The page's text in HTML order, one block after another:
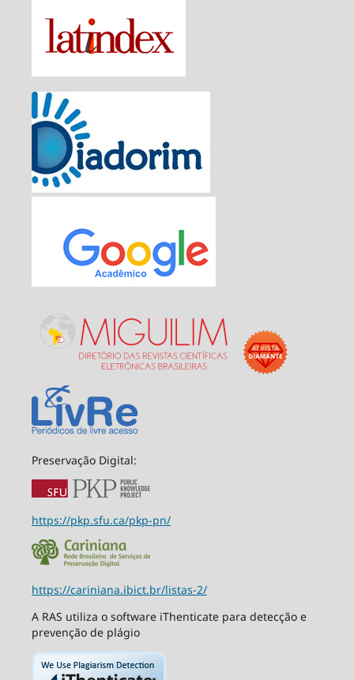
Preservação Digital:
https://pkp.sfu.ca/pkp-pn/
https://cariniana.ibict.br/listas-2/
A RAS utiliza o software iThenticate para detecção e
prevenção de plágio